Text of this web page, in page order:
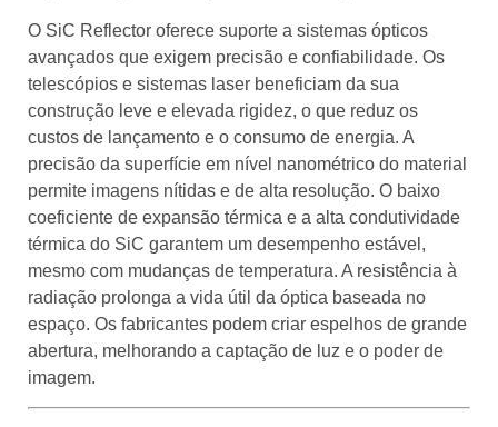
O SiC Reflector oferece suporte a sistemas ópticos
avançados que exigem precisão e confiabilidade. Os
telescópios e sistemas laser beneficiam da sua
construção leve e elevada rigidez, o que reduz os
custos de lançamento e o consumo de energia. A
precisão da superfície em nível nanométrico do material
permite imagens nítidas e de alta resolução. O baixo
coeficiente de expansão térmica e a alta condutividade
térmica do SiC garantem um desempenho estável,
mesmo com mudanças de temperatura. A resistência à
radiação prolonga a vida útil da óptica baseada no
espaço. Os fabricantes podem criar espelhos de grande
abertura, melhorando a captação de luz e o poder de
imagem.